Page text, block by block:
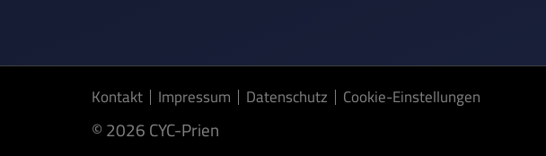
Kontakt Impressum Datenschutz Cookie-Einstellungen
© 2026 CYC-Prien